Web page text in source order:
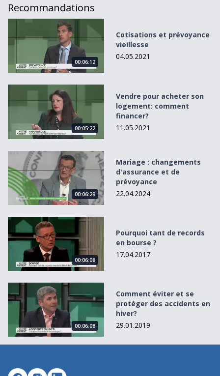
Recommandations
Cotisations et prévoyance vieillesse
00:06:12
Cotisations et prévoyance
vieillesse
04.05.2021
Vendre pour acheter son logement: comment financer?
00:05:22
Vendre pour acheter son
logement: comment
financer?
11.05.2021
Mariage : changements d&#039;assurance et de
00:06:29
Mariage : changements
d'assurance et de
prévoyance
22.04.2024
Pourquoi tant de records en bourse ?
00:06:08
Pourquoi tant de records
en bourse ?
17.04.2017
Comment éviter et se protéger des accidents en hiver?
00:06:08
Comment éviter et se
protéger des accidents en
hiver?
29.01.2019